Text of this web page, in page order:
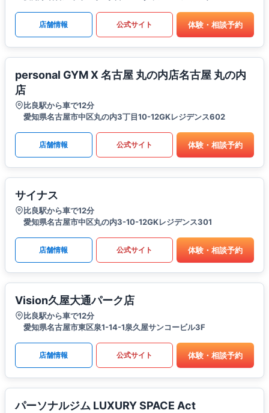
店舗情報 公式サイト 体験・相談予約
personal GYM X 名古屋 丸の内店名古屋 丸の内
店
比良駅から車で12分
愛知県名古屋市中区丸の内3丁目10-12GKレジデンス602
店舗情報 公式サイト 体験・相談予約
サイナス
比良駅から車で12分
愛知県名古屋市中区丸の内3-10-12GKレジデンス301
店舗情報 公式サイト 体験・相談予約
Vision久屋大通パーク店
比良駅から車で12分
愛知県名古屋市東区泉1-14-1泉久屋サンコービル3F
店舗情報 公式サイト 体験・相談予約
パーソナルジム LUXURY SPACE Act